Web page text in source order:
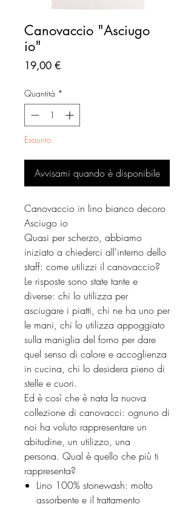
Canovaccio "Asciugo
io"
19,00 €Prezzo
Quantità *
Esaurito
Avvisami quando è disponibile
Canovaccio in lino bianco decoro
Asciugo io
Quasi per scherzo, abbiamo
iniziato a chiederci all'interno dello
staff: come utilizzi il canovaccio?
Le risposte sono state tante e
diverse: chi lo utilizza per
asciugare i piatti, chi ne ha uno per
le mani, chi lo utilizza appoggiato
sulla maniglia del forno per dare
quel senso di calore e accoglienza
in cucina, chi lo desidera pieno di
stelle e cuori.
Ed è così che è nata la nuova
collezione di canovacci: ognuno di
noi ha voluto rappresentare un
abitudine, un utilizzo, una
persona. Qual è quello che più ti
rappresenta?
Lino 100% stonewash: molto
assorbente e il trattamento